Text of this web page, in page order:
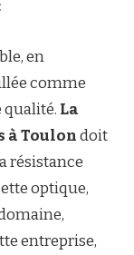
SUR
LES
MATÉRIAUX
PLUS
DURABLES
POUR
LA
CONSTRUCTION
DE
COURTS
TENNIS
en
comme
qualité. La
à Toulondoit
résistance
optique,
entreprise,